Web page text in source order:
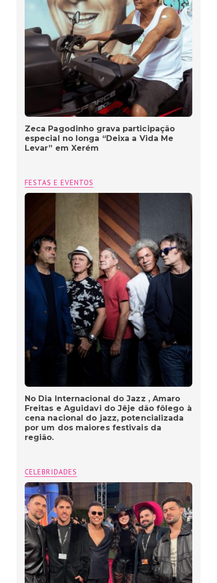
Zeca Pagodinho grava participação
especial no longa “Deixa a Vida Me
Levar” em Xerém
FESTAS E EVENTOS
No Dia Internacional do Jazz , Amaro
Freitas e Aguidavi do Jêje dão fôlego à
cena nacional do jazz, potencializada
por um dos maiores festivais da
região.
CELEBRIDADES